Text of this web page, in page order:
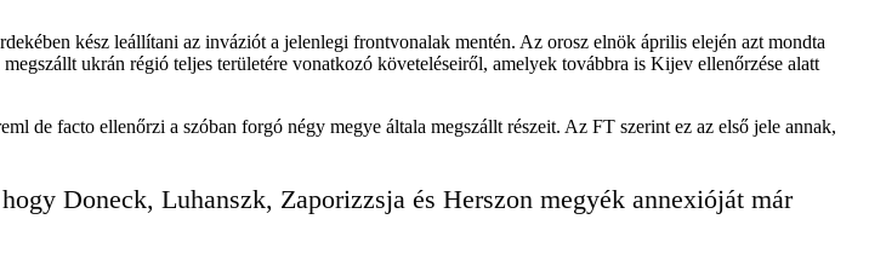
kész leállítani az inváziót a jelenlegi frontvonalak mentén. Az orosz elnök április elején azt mondta
ukrán régió teljes területére vonatkozó követeléseiről, amelyek továbbra is Kijev ellenőrzése alatt
de facto ellenőrzi a szóban forgó négy megye általa megszállt részeit. Az FT szerint ez az első jele annak,
Doneck, Luhanszk, Zaporizzsja és Herszon megyék annexióját már